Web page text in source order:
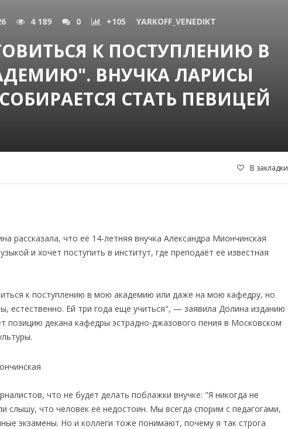
4 189 0 +105 YARKOFF_VENEDIKT
К ПОСТУПЛЕНИЮ В
ВНУЧКА ЛАРИСЫ
СТАТЬ ПЕВИЦЕЙ
В закладки
рассказала, что её 14-летняя внучка Александра Миончинская
и хочет поступить в институт, где преподаёт её известная
к поступлению в мою академию или даже на мою кафедру, но
естественно. Ей три года ещё учиться", — заявила Долина изданию
позицию декана кафедры эстрадно-джазового пения в Московском
что не будет делать поблажки внучке: "Я никогда не
слышу, что человек её недостоин. Мы всегда спорим с педагогами,
экзамены. Но и коллеги тоже понимают, почему я так строга